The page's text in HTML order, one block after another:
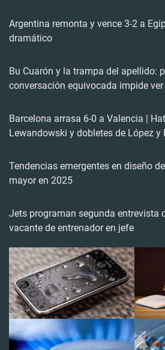
Argentina remonta y vence 3-2 a
dramático
Bu Cuarón y la trampa del apellido:
conversación equivocada impide
Barcelona arrasa 6-0 a Valencia |
Lewandowski y dobletes de López y
Tendencias emergentes en diseño
mayor en 2025
Jets programan segunda entrevista
vacante de entrenador en jefe